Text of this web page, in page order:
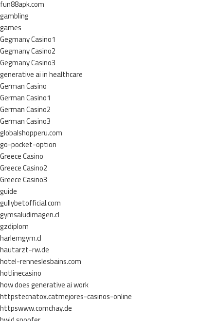
fun88apk.com
gambling
games
Gegmany Casino1
Gegmany Casino2
Gegmany Casino3
generative ai in healthcare
German Casino
German Casino1
German Casino2
German Casino3
globalshopperu.com
go-pocket-option
Greece Casino
Greece Casino2
Greece Casino3
guide
gullybetofficial.com
gymsaludimagen.cl
gzdiplom
harlemgym.cl
hautarzt-rw.de
hotel-renneslesbains.com
hotlinecasino
how does generative ai work
httpstecnatox.catmejores-casinos-online
httpswww.comchay.de